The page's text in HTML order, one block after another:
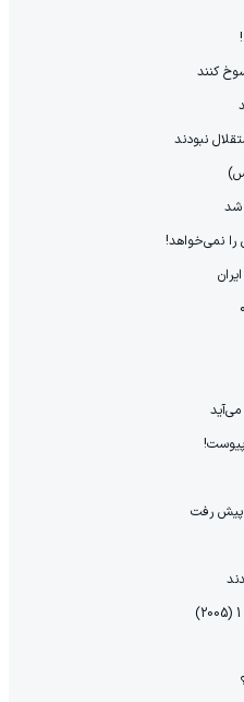
کنند
نبودند
شد
نمی‌خواهد!
پیوست!
پیش رفت